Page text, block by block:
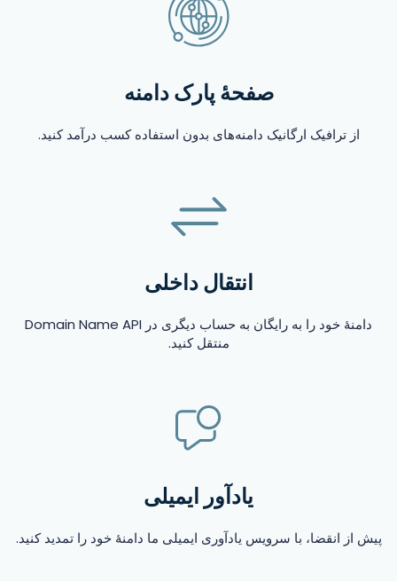
صفحهٔ پارک دامنه
از ترافیک ارگانیک دامنه‌های بدون استفاده کسب درآمد کنید.
انتقال داخلی
دامنهٔ خود را به رایگان به حساب دیگری در Domain Name API
منتقل کنید.
یادآور ایمیلی
پیش از انقضا، با سرویس یادآوری ایمیلی ما دامنهٔ خود را تمدید کنید.